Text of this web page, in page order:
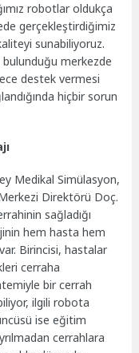
robotlar oldukça
gerçekleştirdiğimiz
sunabiliyoruz.
merkezde
destek vermesi
hiçbir sorun
Medikal Simülasyon,
Direktörü Doç.
sağladığı
hem hasta hem
Birincisi, hastalar
cerraha
bir cerrah
ilgili robota
ise eğitim
cerrahlara